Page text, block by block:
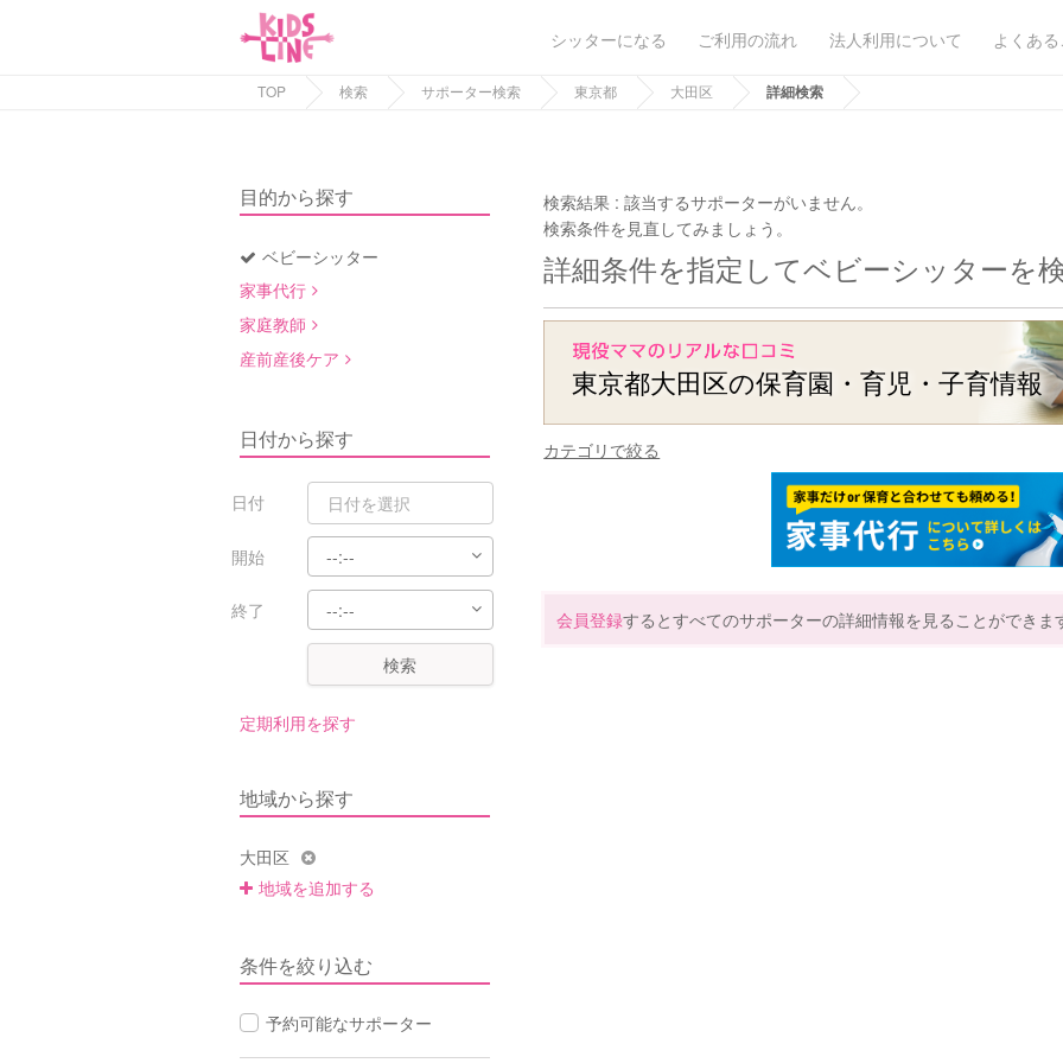
シッターになる ご利用の流れ 法人利用について よくあ
TOP 検索 サポーター検索 東京都 大田区 詳細検索
目的から探す
ベビーシッター
家事代行
家庭教師
産前産後ケア
日付から探す
日付
開始
終了
検索
定期利用を探す
地域から探す
大田区
地域を追加する
条件を絞り込む
予約可能なサポーター
検索結果 :該当するサポーターがいません。
検索条件を見直してみましょう。
詳細条件を指定してベビーシッターを
東京都大田区の保育園・育児・子育情報
カテゴリで絞る
会員登録するとすべてのサポーターの詳細情報を見ることができま